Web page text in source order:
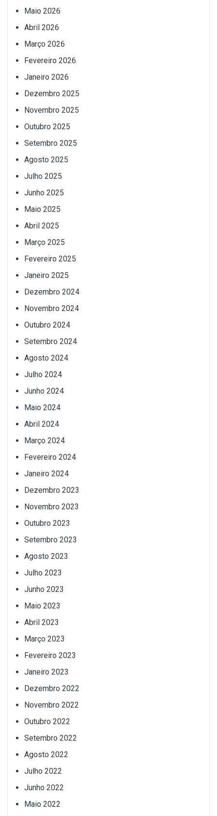
Maio 2026
Abril 2026
Março 2026
Fevereiro 2026
Janeiro 2026
Dezembro 2025
Novembro 2025
Outubro 2025
Setembro 2025
Agosto 2025
Julho 2025
Junho 2025
Maio 2025
Abril 2025
Março 2025
Fevereiro 2025
Janeiro 2025
Dezembro 2024
Novembro 2024
Outubro 2024
Setembro 2024
Agosto 2024
Julho 2024
Junho 2024
Maio 2024
Abril 2024
Março 2024
Fevereiro 2024
Janeiro 2024
Dezembro 2023
Novembro 2023
Outubro 2023
Setembro 2023
Agosto 2023
Julho 2023
Junho 2023
Maio 2023
Abril 2023
Março 2023
Fevereiro 2023
Janeiro 2023
Dezembro 2022
Novembro 2022
Outubro 2022
Setembro 2022
Agosto 2022
Julho 2022
Junho 2022
Maio 2022